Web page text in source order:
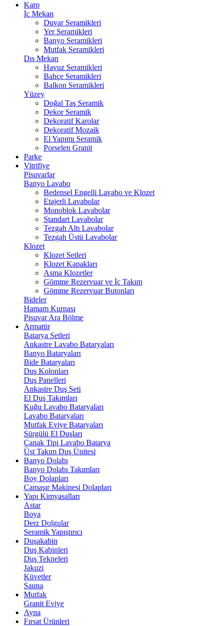
Karo
İç Mekan
Duvar Seramikleri
Yer Seramikleri
Banyo Seramikleri
Mutfak Seramikleri
Dış Mekan
Havuz Seramikleri
Bahçe Seramikleri
Balkon Seramikleri
Yüzey
Doğal Taş Seramik
Dekor Seramik
Dekoratif Karolar
Dekoratif Mozaik
El Yapımı Seramik
Porselen Granit
Parke
Vitrifiye
Pisuvarlar
Banyo Lavabo
Bedensel Engelli Lavabo ve Klozet
Etajerli Lavabolar
Monoblok Lavabolar
Standart Lavabolar
Tezgah Altı Lavabolar
Tezgah Üstü Lavabolar
Klozet
Klozet Setleri
Klozet Kapakları
Asma Klozetler
Gömme Rezervuar ve İç Takım
Gömme Rezervuar Butonları
Bideler
Hamam Kurnası
Pisuvar Ara Bölme
Armatür
Batarya Setleri
Ankastre Lavabo Bataryaları
Banyo Bataryaları
Bide Bataryaları
Duş Kolonları
Duş Panelleri
Ankastre Duş Seti
El Duş Takımları
Kuğu Lavabo Bataryaları
Lavabo Bataryaları
Mutfak Eviye Bataryaları
Sürgülü El Duşları
Çanak Tipi Lavabo Batarya
Üst Takım Duş Ünitesi
Banyo Dolabı
Banyo Dolabı Takımları
Boy Dolapları
Çamaşır Makinesi Dolapları
Yapı Kimyasalları
Astar
Boya
Derz Dolgular
Seramik Yapıştırıcı
Duşakabin
Duş Kabinleri
Duş Tekneleri
Jakuzi
Küvetler
Sauna
Mutfak
Granit Eviye
Ayna
Fırsat Ürünleri